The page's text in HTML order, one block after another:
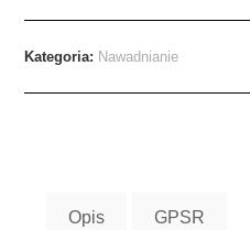
Kategoria: Nawadnianie
Opis GPSR